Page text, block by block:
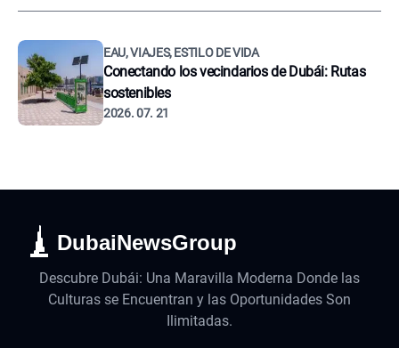
EAU, VIAJES, ESTILO DE VIDA
Conectando los vecindarios de Dubái: Rutas
sostenibles
2026. 07. 21
DubaiNewsGroup
Descubre Dubái: Una Maravilla Moderna Donde las
Culturas se Encuentran y las Oportunidades Son
Ilimitadas.